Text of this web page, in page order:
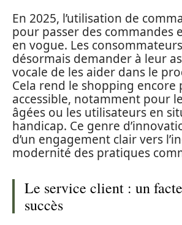
En 2025, l’utilisation de
pour passer des commandes
en vogue. Les
désormais demander à leur
vocale de les aider dans le
Cela rend le shopping encore
accessible, notamment pour
âgées ou les utilisateurs en
handicap. Ce genre
d’un engagement clair vers
modernité des pratiques
Le service client : un
succès